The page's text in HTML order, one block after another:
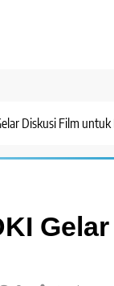
Diskusi Film